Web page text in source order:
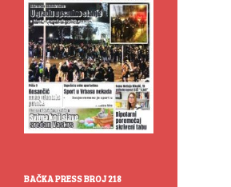
BAČKA PRESS BROJ 218